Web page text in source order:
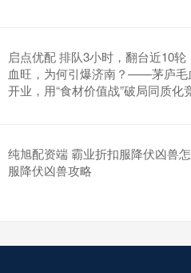
启点优配 排队3小时，翻台近10轮
血旺，为何引爆济南？——茅庐毛
开业，用“食材价值战”破局同质化
纯旭配资端 霸业折扣服降伏凶兽
服降伏凶兽攻略